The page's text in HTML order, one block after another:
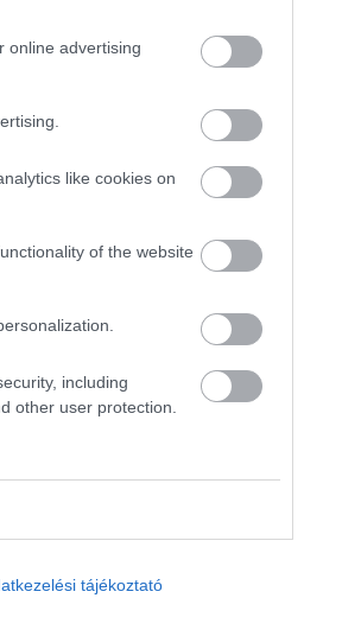
online advertising
like cookies on
of the website
including
other user protection.
tájékoztató